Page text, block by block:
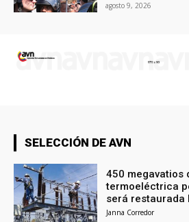
agosto 9, 2026
SELECCIÓN DE AVN
450 megavatios
termoeléctrica
será restaurada
Janna Corredor